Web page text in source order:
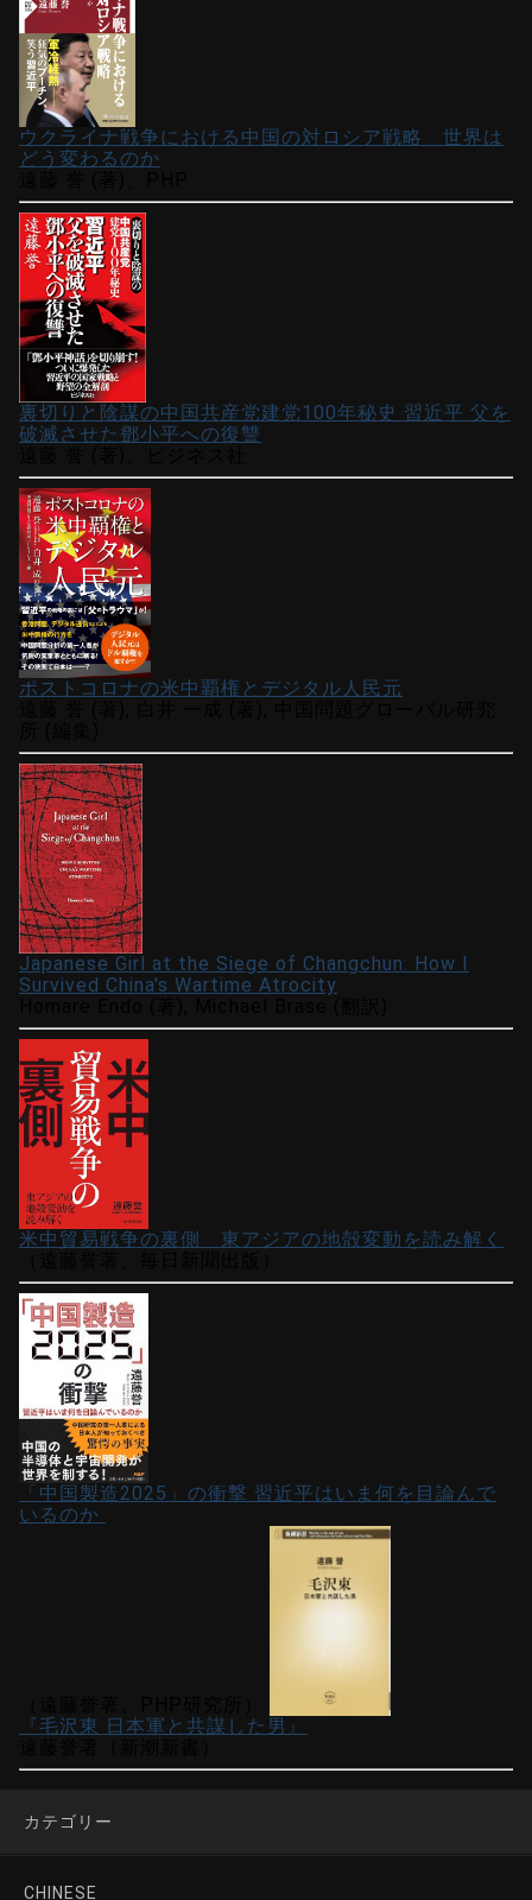
ウクライナ戦争における中国の対ロシア戦略 世界は
どう変わるのか
裏切りと陰謀の中国共産党建党100年秘史 習近平 父を
破滅させた鄧小平への復讐
ポストコロナの米中覇権とデジタル人民元
Japanese Girl at the Siege of Changchun: How I
Survived China's Wartime Atrocity
米中貿易戦争の裏側 東アジアの地殻変動を読み解く
「中国製造2025」の衝撃 習近平はいま何を目論んで
いるのか
『毛沢東 日本軍と共謀した男』
カテゴリー
CHINESE